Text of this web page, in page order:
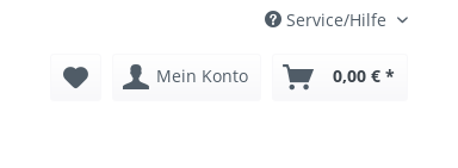
Service/Hilfe
Mein Konto 0,00 € *